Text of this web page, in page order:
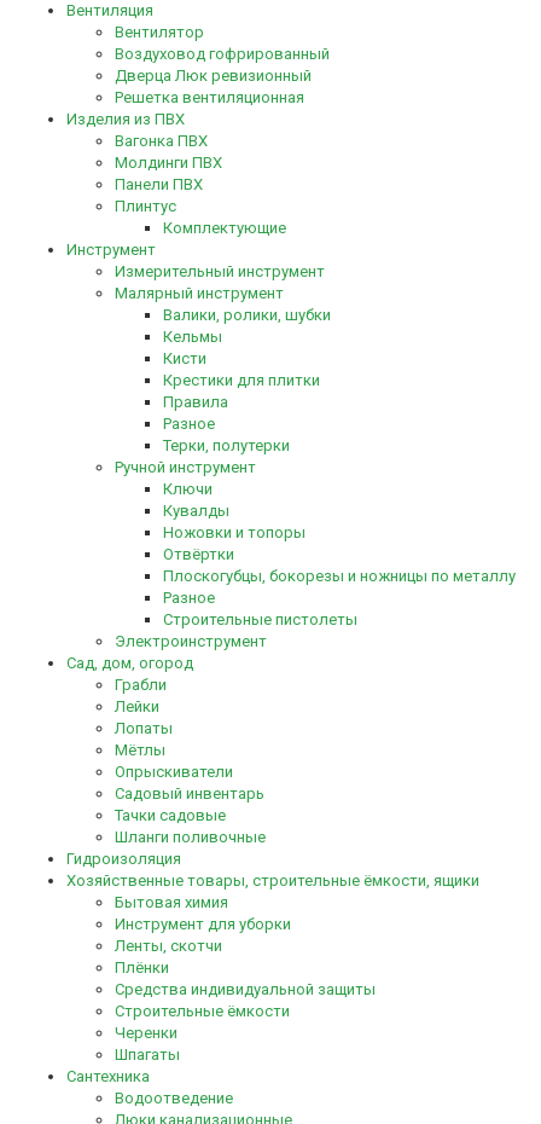
Вентиляция
Вентилятор
Воздуховод гофрированный
Дверца Люк ревизионный
Решетка вентиляционная
Изделия из ПВХ
Вагонка ПВХ
Молдинги ПВХ
Панели ПВХ
Плинтус
Комплектующие
Инструмент
Измерительный инструмент
Малярный инструмент
Валики, ролики, шубки
Кельмы
Кисти
Крестики для плитки
Правила
Разное
Терки, полутерки
Ручной инструмент
Ключи
Кувалды
Ножовки и топоры
Отвёртки
Плоскогубцы, бокорезы и ножницы по металлу
Разное
Строительные пистолеты
Электроинструмент
Сад, дом, огород
Грабли
Лейки
Лопаты
Мётлы
Опрыскиватели
Садовый инвентарь
Тачки садовые
Шланги поливочные
Гидроизоляция
Хозяйственные товары, строительные ёмкости, ящики
Бытовая химия
Инструмент для уборки
Ленты, скотчи
Плёнки
Средства индивидуальной защиты
Строительные ёмкости
Черенки
Шпагаты
Сантехника
Водоотведение
Люки канализационные